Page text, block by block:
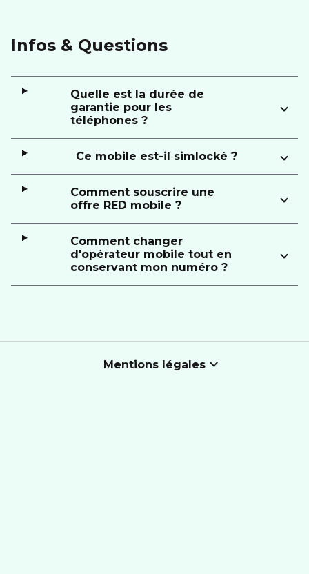
Infos & Questions
Quelle est la durée de
garantie pour les
téléphones ?
Ce mobile est-il simlocké ?
Comment souscrire une
offre RED mobile ?
Comment changer
d'opérateur mobile tout en
conservant mon numéro ?
Mentions légales